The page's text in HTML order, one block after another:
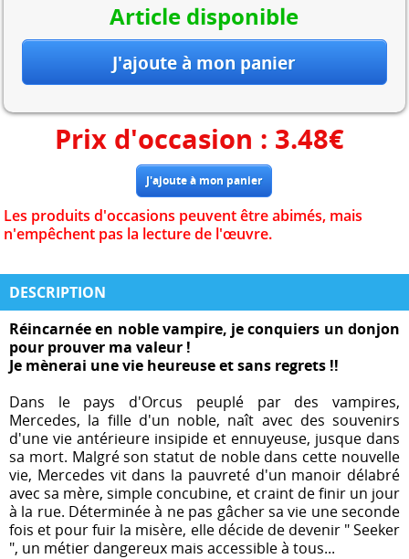
Article disponible
Prix d'occasion : 3.48€
Les produits d'occasions peuvent être abimés, mais
n'empêchent pas la lecture de l'œuvre.
DESCRIPTION
Réincarnée en noble vampire, je conquiers un donjon
pour prouver ma valeur !
Je mènerai une vie heureuse et sans regrets !!
Dans le pays d'Orcus peuplé par des vampires,
Mercedes, la fille d'un noble, naît avec des souvenirs
d'une vie antérieure insipide et ennuyeuse, jusque dans
sa mort. Malgré son statut de noble dans cette nouvelle
vie, Mercedes vit dans la pauvreté d'un manoir délabré
avec sa mère, simple concubine, et craint de finir un jour
à la rue. Déterminée à ne pas gâcher sa vie une seconde
fois et pour fuir la misère, elle décide de devenir " Seeker
", un métier dangereux mais accessible à tous...